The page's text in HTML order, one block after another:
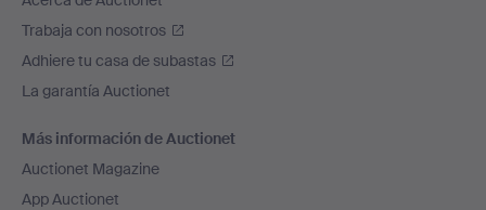
Trabaja con nosotros
Adhiere tu casa de subastas
La garantía Auctionet
Más información de Auctionet
Auctionet Magazine
App Auctionet